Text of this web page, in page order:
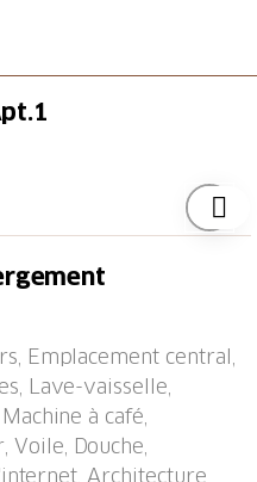
cœur de la ville, zone
200 m possible
d'alimentation 50 m,
restaurant,
50 m, arrêt de
280 m, gare ferroviaire
Emplacement central,
Lave-vaisselle,
à café,
Voile, Douche,
Architecture